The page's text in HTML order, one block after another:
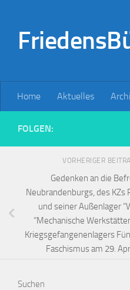
Home Aktuelles
FOLGEN:
VORHERIGER
Gedenken an die
Neubrandenburgs, des KZs
und seiner Außenlager
“Mechanische
Kriegsgefangenenlagers
Faschismus am 29.
Suchen